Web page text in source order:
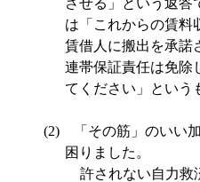
は「これからの賃料
賃借人に搬出を承諾
連帯保証責任は免除
てください」という
(2)「その筋」のいい加
困りました。
許されない自力救